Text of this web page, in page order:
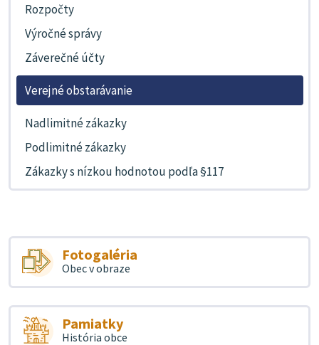
Rozpočty
Výročné správy
Záverečné účty
Verejné obstarávanie
Nadlimitné zákazky
Podlimitné zákazky
Zákazky s nízkou hodnotou podľa §117
Fotogaléria
Obec v obraze
Pamiatky
História obce